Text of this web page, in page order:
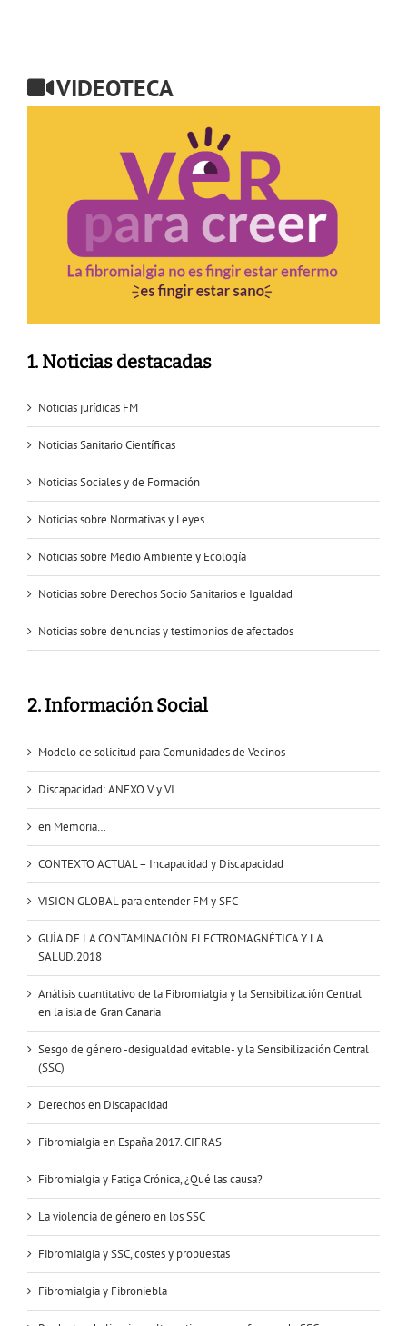
VIDEOTECA
1. Noticias destacadas
Noticias jurídicas FM
Noticias Sanitario Científicas
Noticias Sociales y de Formación
Noticias sobre Normativas y Leyes
Noticias sobre Medio Ambiente y Ecología
Noticias sobre Derechos Socio Sanitarios e Igualdad
Noticias sobre denuncias y testimonios de afectados
2. Información Social
Modelo de solicitud para Comunidades de Vecinos
Discapacidad: ANEXO V y VI
en Memoria…
CONTEXTO ACTUAL – Incapacidad y Discapacidad
VISION GLOBAL para entender FM y SFC
GUÍA DE LA CONTAMINACIÓN ELECTROMAGNÉTICA Y LA
SALUD.2018
Análisis cuantitativo de la Fibromialgia y la Sensibilización Central
en la isla de Gran Canaria
Sesgo de género -desigualdad evitable- y la Sensibilización Central
(SSC)
Derechos en Discapacidad
Fibromialgia en España 2017. CIFRAS
Fibromialgia y Fatiga Crónica, ¿Qué las causa?
La violencia de género en los SSC
Fibromialgia y SSC, costes y propuestas
Fibromialgia y Fibroniebla